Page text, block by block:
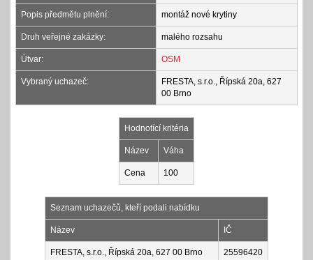
Popis předmětu plnění: montáž nové krytiny
Druh veřejné zakázky: malého rozsahu
Útvar: OSM
Vybraný uchazeč:
FRESTA, s.r.o., Řípská 20a, 627
00 Brno
Hodnotící kritéria
Název Váha
Cena 100
Seznam uchazečů, kteří podali nabídku
Název IČ
FRESTA, s.r.o., Řípská 20a, 627 00 Brno 25596420